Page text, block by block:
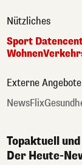
Nützliches
Sport
Wohnen
Externe Angebote
NewsFlix
Topaktuell
Der Heute-